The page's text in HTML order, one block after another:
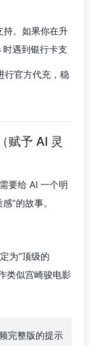
持。如果你在升
时遇到银行卡支
行官方代充，稳
赋予 AI 灵
要给 AI 一个明
”的故事。
为“顶级的
类似宫崎骏电影
完整版的提示